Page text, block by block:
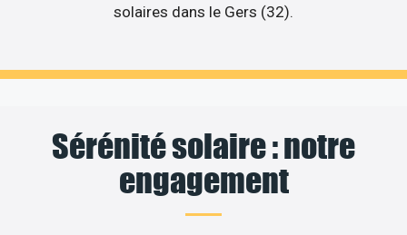
solaires dans le Gers (32).
Sérénité solaire : notre
engagement